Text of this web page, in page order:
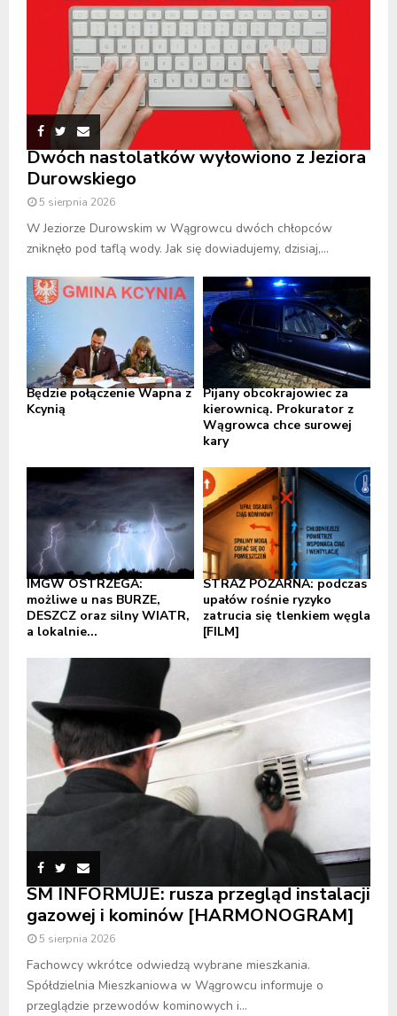
Dwóch nastolatków wyłowiono z Jeziora
Durowskiego
5 sierpnia 2026
W Jeziorze Durowskim w Wągrowcu dwóch chłopców
zniknęło pod taflą wody. Jak się dowiadujemy, dzisiaj,...
Będzie połączenie Wapna z
Kcynią
Pijany obcokrajowiec za
kierownicą. Prokurator z
Wągrowca chce surowej
kary
IMGW OSTRZEGA:
możliwe u nas BURZE,
DESZCZ oraz silny WIATR,
a lokalnie...
STRAŻ POŻARNA: podczas
upałów rośnie ryzyko
zatrucia się tlenkiem węgla
[FILM]
SM INFORMUJE: rusza przegląd instalacji
gazowej i kominów [HARMONOGRAM]
5 sierpnia 2026
Fachowcy wkrótce odwiedzą wybrane mieszkania.
Spółdzielnia Mieszkaniowa w Wągrowcu informuje o
przeglądzie przewodów kominowych i...